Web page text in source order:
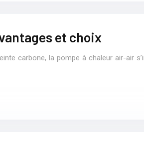
et choix
carbone, la pompe à chaleur air-air